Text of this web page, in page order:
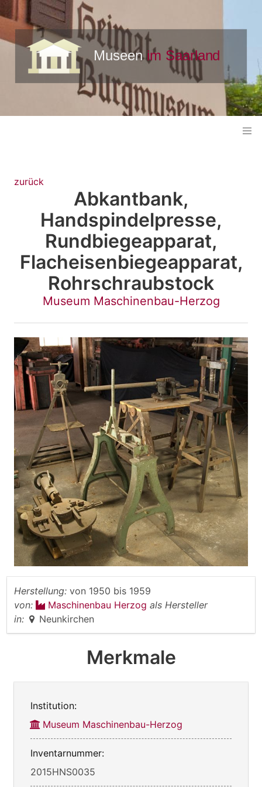
zurück
Abkantbank,
Handspindelpresse,
Rundbiegeapparat,
Flacheisenbiegeapparat,
Rohrschraubstock
Museum Maschinenbau-Herzog
Herstellung: von 1950 bis 1959
von:
Maschinenbau Herzog als Hersteller
in:
Neunkirchen
Merkmale
Institution:
Museum Maschinenbau-Herzog
Inventarnummer:
2015HNS0035